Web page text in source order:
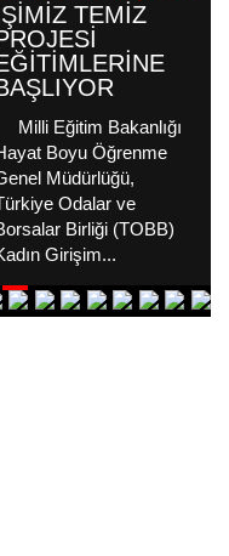
5.İCRA
TOBB Diyarbakır İl Kadın
(KGK) 5.İcra
Toplantısı KGK
Cevher Defne
ve İcra Kurulu
katılımı ile Bo...